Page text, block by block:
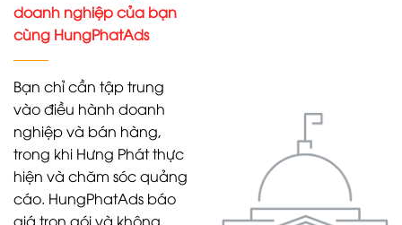
doanh nghiệp của bạn
cùng HungPhatAds
Bạn chỉ cần tập trung
vào điều hành doanh
nghiệp và bán hàng,
trong khi Hưng Phát thực
hiện và chăm sóc quảng
cáo. HungPhatAds báo
giá trọn gói và không